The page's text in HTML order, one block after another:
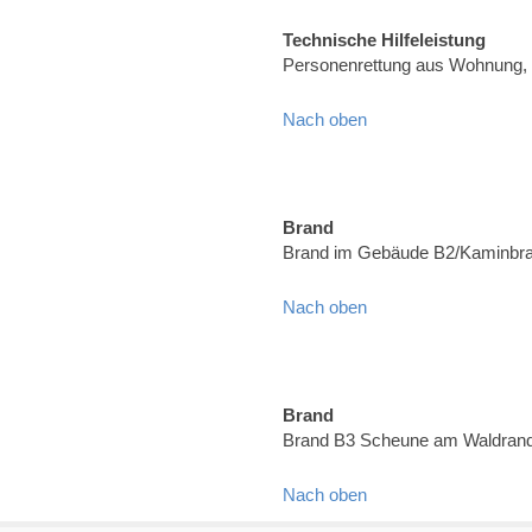
Technische Hilfeleistung
Personenrettung aus
Nach oben
Brand
Brand im Gebäude B2/
Nach oben
Brand
Brand B3 Scheune am
Nach oben